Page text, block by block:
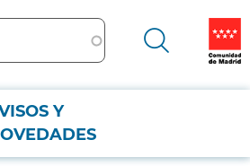
Y
en redes B5G y 6G (TEST-6G)